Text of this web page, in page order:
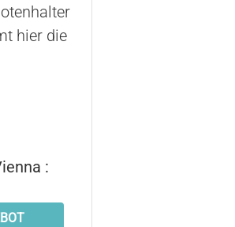
hier die
: